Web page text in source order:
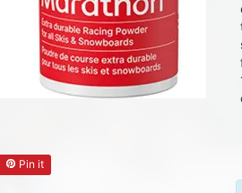
Pin it